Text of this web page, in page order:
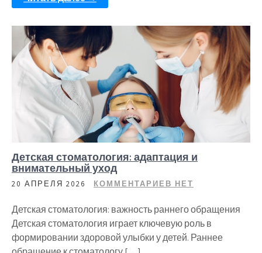
Детская стоматология: адаптация и
внимательный уход
20 АПРЕЛЯ 2026 КОММЕНТАРИЕВ НЕТ
Детская стоматология: важность раннего обращения
Детская стоматология играет ключевую роль в
формировании здоровой улыбки у детей. Раннее